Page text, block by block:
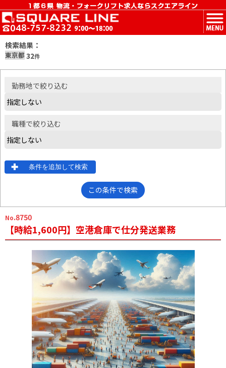
MENU
検索結果：
東京都 32件
勤務地で絞り込む
職種で絞り込む
条件を追加して検索
この条件で検索
No.8750
【時給1,600円】空港倉庫で仕分発送業務